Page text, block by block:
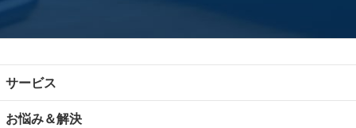
サービス
お悩み＆解決